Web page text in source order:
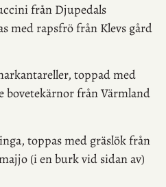
från Djupedals
med rapsfrö från Klevs gård
toppad med
bovetekärnor från Värmland
toppas med gräslök från
(i en burk vid sidan av)